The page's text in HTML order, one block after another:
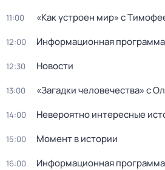
11:00 «Как устроен мир» с
12:00 Информационная программа
12:30 Новости
13:00 «Загадки человечества» с
14:00 Невероятно интересные
15:00 Момент в истории
16:00 Информационная программа